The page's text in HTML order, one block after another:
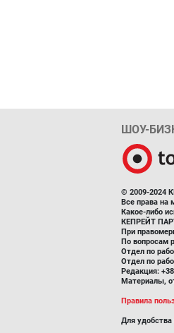
ШОУ-
© 2009-2024
Все права на
Какое-либо
КЕПРЕЙТ
При
По вопросам
Отдел по
Отдел по
Редакция:
Материалы,
Правила
Для удобства